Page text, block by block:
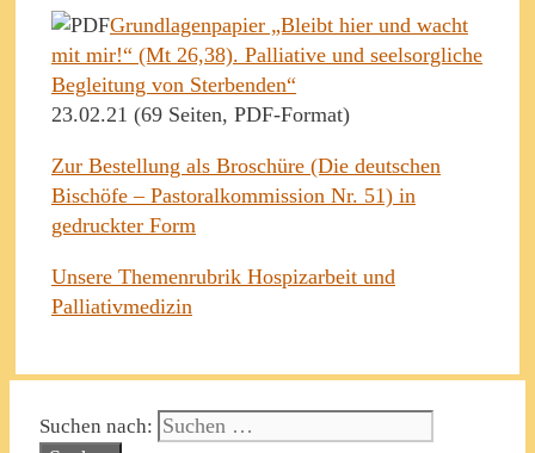
Grundlagenpapier „Bleibt hier und wacht
mit mir!“ (Mt 26,38). Palliative und seelsorgliche
Begleitung von Sterbenden“
23.02.21 (69 Seiten, PDF-Format)
Zur Bestellung als Broschüre (Die deutschen
Bischöfe – Pastoralkommission Nr. 51) in
gedruckter Form
Unsere Themenrubrik Hospizarbeit und
Palliativmedizin
Suchen nach: